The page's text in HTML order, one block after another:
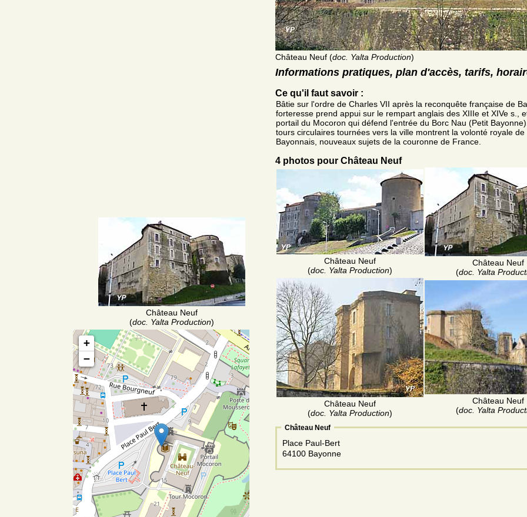
Château Neuf
(doc. Yalta Production)
+
−
Château Neuf (doc. Yalta Production)
Informations pratiques, plan d'accès, tarifs,
Ce qu'il faut savoir :
Bâtie sur l'ordre de Charles VII après la reconquête française de
forteresse prend appui sur le rempart anglais des XIIIe et XIVe s.,
portail du Mocoron qui défend l'entrée du Borc Nau (Petit
tours circulaires tournées vers la ville montrent la volonté royale
Bayonnais, nouveaux sujets de la couronne de France.
4 photos pour Château Neuf
Château Neuf
(doc. Yalta Production)
Château Neuf
(doc. Yalta
Château Neuf
(doc. Yalta Production)
Château Neuf
(doc. Yalta
Château Neuf
Place Paul-Bert
64100 Bayonne